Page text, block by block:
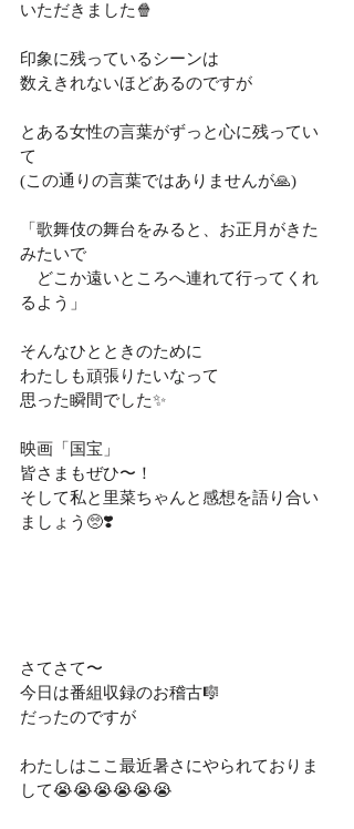
いただきました🍿
印象に残っているシーンは
数えきれないほどあるのですが
とある女性の言葉がずっと心に残ってい
て
(この通りの言葉ではありませんが🙏)
「歌舞伎の舞台をみると、お正月がきた
みたいで
どこか遠いところへ連れて行ってくれ
るよう」
そんなひとときのために
わたしも頑張りたいなって
思った瞬間でした✨
映画「国宝」
皆さまもぜひ〜！
そして私と里菜ちゃんと感想を語り合い
ましょう🥺❣️
さてさて〜
今日は番組収録のお稽古🎼
だったのですが
わたしはここ最近暑さにやられておりま
して😭😭😭😭😭😭